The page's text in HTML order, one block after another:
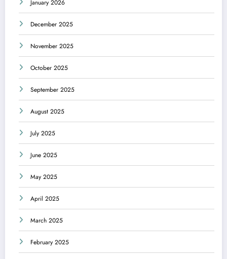
January 2026
December 2025
November 2025
October 2025
September 2025
August 2025
July 2025
June 2025
May 2025
April 2025
March 2025
February 2025